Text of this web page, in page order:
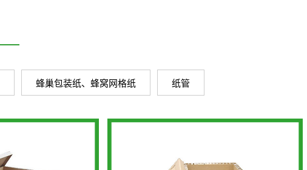
蜂巢包装纸、蜂窝网格纸 纸管